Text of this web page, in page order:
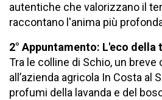
autentiche che valorizzano il
raccontano l'anima più
2° Appuntamento: L'eco della
Tra le colline di Schio, un
all’azienda agricola In Costa al
profumi della lavanda e del